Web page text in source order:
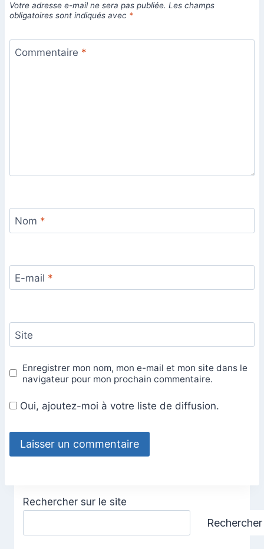
Votre adresse e-mail ne sera pas publiée. Les champs
obligatoires sont indiqués avec *
Commentaire *
Nom *
E-mail *
Site
Enregistrer mon nom, mon e-mail et mon site dans le
navigateur pour mon prochain commentaire.
Oui, ajoutez-moi à votre liste de diffusion.
Rechercher sur le site
Rechercher